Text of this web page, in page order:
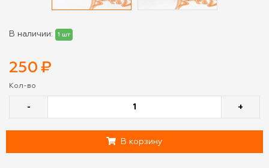
В наличии: 1 шт
250 ₽
Кол-во
- +
В корзину